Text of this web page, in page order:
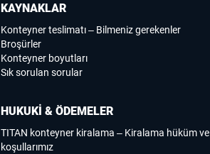
KAYNAKLAR
Konteyner teslimatı – Bilmeniz gerekenler
Broşürler
Konteyner boyutları
Sık sorulan sorular
HUKUKİ & ÖDEMELER
TITAN konteyner kiralama – Kiralama hüküm ve
koşullarımız